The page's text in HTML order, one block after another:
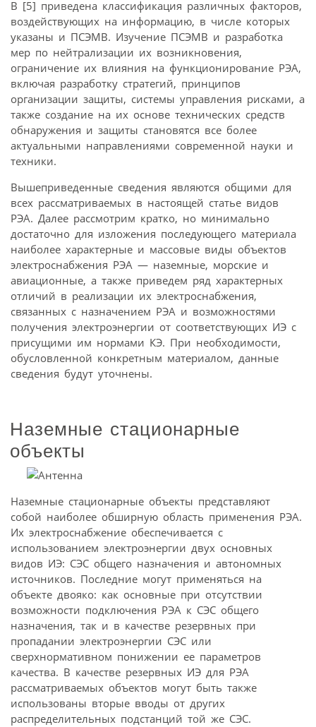
В [5] приведена классификация различных факторов,
воздействующих на информацию, в числе которых
указаны и ПСЭМВ. Изучение ПСЭМВ и разработка
мер по нейтрализации их возникновения,
ограничение их влияния на функционирование РЭА,
включая разработку стратегий, принципов
организации защиты, системы управления рисками, а
также создание на их основе технических средств
обнаружения и защиты становятся все более
актуальными направлениями современной науки и
техники.
Вышеприведенные сведения являются общими для
всех рассматриваемых в настоящей статье видов
РЭА. Далее рассмотрим кратко, но минимально
достаточно для изложения последующего материала
наиболее характерные и массовые виды объектов
электроснабжения РЭА — наземные, морские и
авиационные, а также приведем ряд характерных
отличий в реализации их электроснабжения,
связанных с назначением РЭА и возможностями
получения электроэнергии от соответствующих ИЭ с
присущими им нормами КЭ. При необходимости,
обусловленной конкретным материалом, данные
сведения будут уточнены.
Наземные стационарные
объекты
Наземные стационарные объекты представляют
собой наиболее обширную область применения РЭА.
Их электроснабжение обеспечивается с
использованием электроэнергии двух основных
видов ИЭ: СЭС общего назначения и автономных
источников. Последние могут применяться на
объекте двояко: как основные при отсутствии
возможности подключения РЭА к СЭС общего
назначения, так и в качестве резервных при
пропадании электроэнергии СЭС или
сверхнормативном понижении ее параметров
качества. В качестве резервных ИЭ для РЭА
рассматриваемых объектов могут быть также
использованы вторые вводы от других
распределительных подстанций той же СЭС.